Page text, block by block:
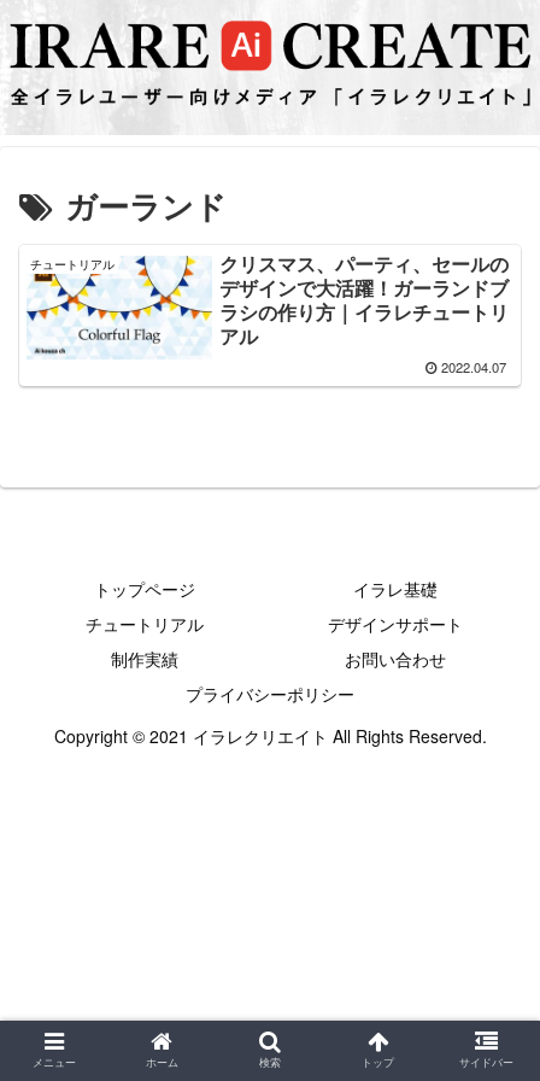
ガーランド
チュートリアル
クリスマス、パーティ、セールの
デザインで大活躍！ガーランドブ
ラシの作り方｜イラレチュートリ
アル
2022.04.07
トップページ
イラレ基礎
チュートリアル
デザインサポート
制作実績
お問い合わせ
プライバシーポリシー
Copyright © 2021 イラレクリエイト All Rights Reserved.
メニュー ホーム 検索 トップ サイドバー